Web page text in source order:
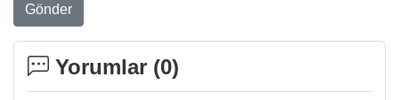
Gönder
Yorumlar (0)